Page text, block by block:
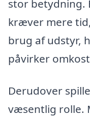
stor betydning.
kræver mere
brug af udstyr,
påvirker
Derudover
væsentlig rolle.